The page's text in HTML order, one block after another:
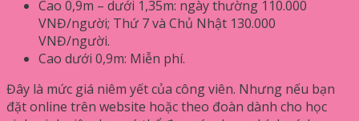
Cao 0,9m – dưới 1,35m: ngày thường 110.000
VNĐ/người; Thứ 7 và Chủ Nhật 130.000
VNĐ/người.
Cao dưới 0,9m: Miễn phí.
Đây là mức giá niêm yết của công viên. Nhưng nếu bạn
đặt online trên website hoặc theo đoàn dành cho học